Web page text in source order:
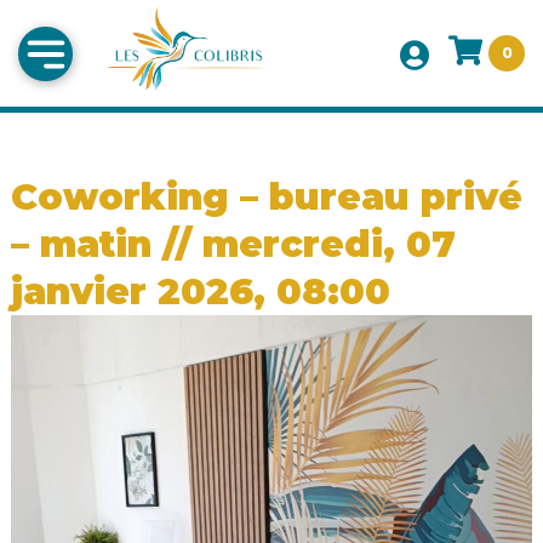
0
Coworking – bureau privé
– matin // mercredi, 07
janvier 2026, 08:00